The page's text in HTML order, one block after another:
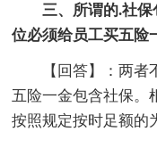
三、所谓的.社
位必须给员工买五险
【回答】：两者不
五险一金包含社保。
按照规定按时足额的